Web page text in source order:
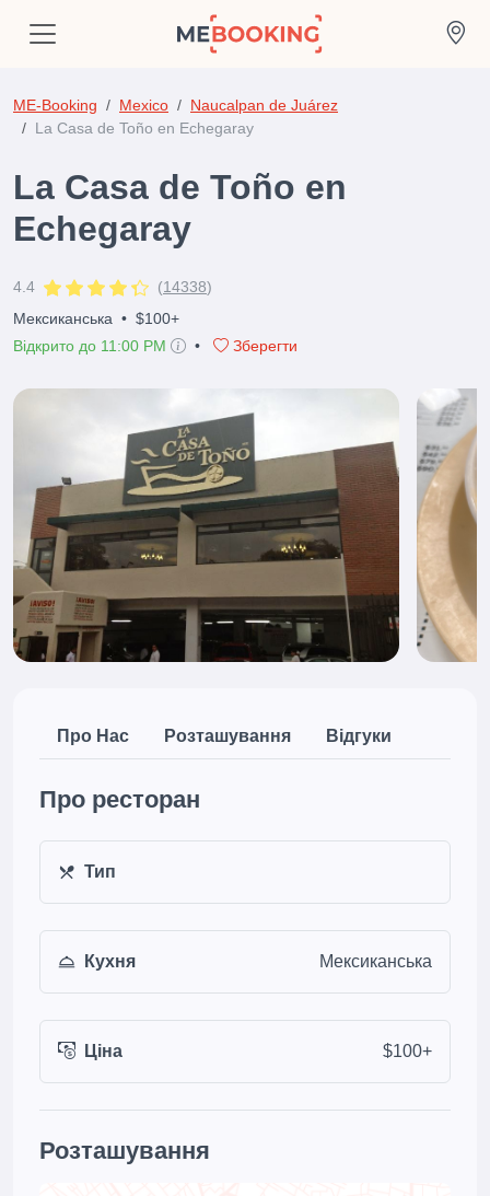
ME-Booking Mexico
Naucalpan de Juárez
La Casa de Toño en Echegaray
La Casa de Toño en
Echegaray
4.4 (14338)
Мексиканська • $100+
Відкрито до 11:00 PM
• Зберегти
Про Нас Розташування Відгуки
Про ресторан
Тип
Кухня Мексиканська
Ціна $100+
Розташування